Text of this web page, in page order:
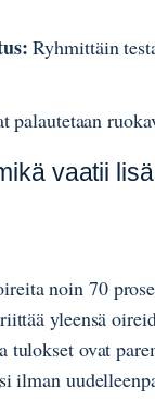
Ryhmittäin
palautetaan
vaatii
noin 70
yleensä
tulokset ovat
ilman